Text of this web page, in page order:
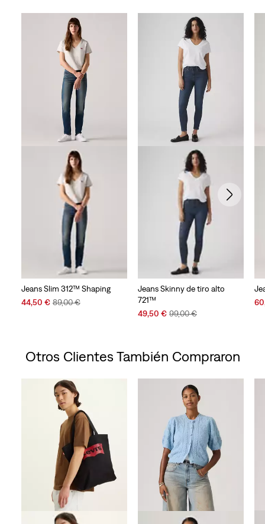
Jeans Slim 312™ Shaping
Sale
44,50 €Original
89,00 €
Jeans Skinny de tiro alto
721™
Sale
49,50 € Original
99,00 €
Otros Clientes También Compraron